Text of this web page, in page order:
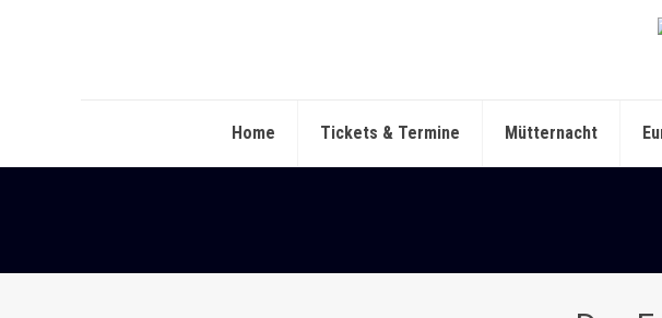
Home Tickets & Termine Mütternacht